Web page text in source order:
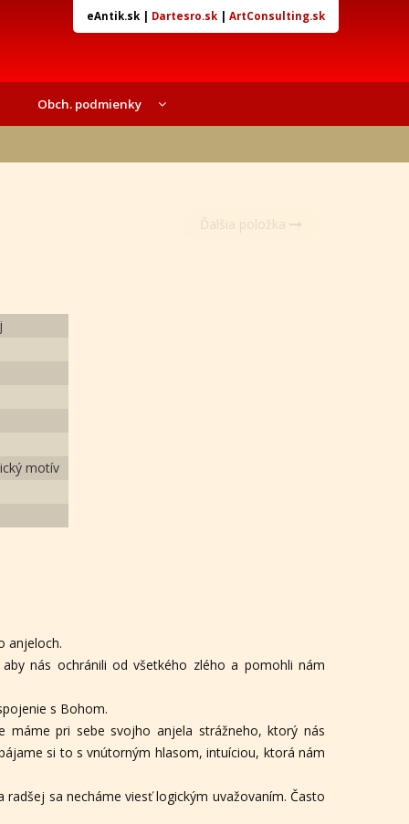
eAntik.sk| Dartesro.sk| ArtConsulting.sk
Obch. podmienky
Ďalšia položka
motív
anjeloch.
nás ochránili od všetkého zlého a pomohli nám
s Bohom.
máme pri sebe svojho anjela strážneho, ktorý nás
si to s vnútorným hlasom, intuíciou, ktorá nám
sa necháme viesť logickým uvažovaním. Často